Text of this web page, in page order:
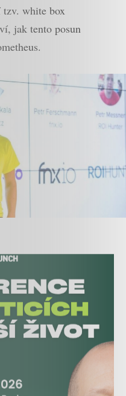
tzv. white box
jak tento posun